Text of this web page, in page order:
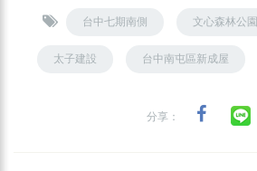
台中七期南側 文心森林公園
太子建設 台中南屯區新成屋
分享：